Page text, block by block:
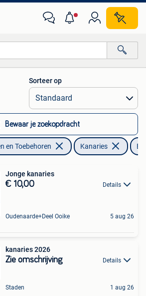
Alle afstanden…
Sorteer op
Bewaar je zoekopdracht
en Toebehoren Kanaries
Jonge kanaries
€ 10,00 Details
Oudenaarde+Deel Ooike 5 aug 26
kanaries 2026
Zie omschrijving Details
Staden 1 aug 26